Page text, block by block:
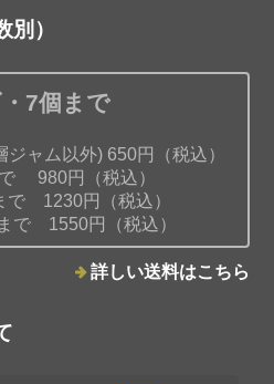
インのジャム
）
7個まで
ジャム以外) 650円（税込）
で 980円（税込）
で 1230円（税込）
で 1550円（税込）
詳しい送料はこちら